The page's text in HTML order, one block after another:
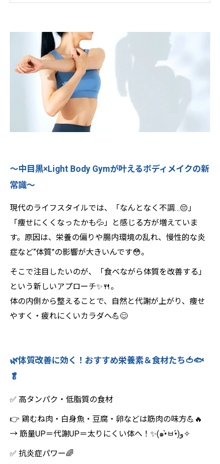
「食べながらキレイに！年代別・体質改善のリ
アル体験談」🍽️✨
📍中目黒で「食事×運動×習慣化」をスタート🌈
🌟Let’s Start！あなたの“体質改善ライフ”✨
💪Light Body Gymで理想のボディへ！ 効率
的に引き締めるパーソナルトレーニング🔥
〜中目黒×Light Body Gymが叶えるボディメイクの新
常識〜
現代のライフスタイルでは、「なんとなく不調…😔」
「痩せにくくなったかも💦」と感じる方が増えていま
す。原因は、栄養の偏りや腸内環境の乱れ、慢性的な炎
症など“体質”の影響が大きいんです😳。
そこで注目したいのが、「食べながら体質を改善する」
という新しいアプローチ✨🍴。
体の内側から整えることで、自然と代謝が上がり、痩せ
やすく・疲れにくいカラダへ💪😊
🌿体質改善に効く！おすすめ栄養素＆食材たち🍅🐟
🥬
✅ 高タンパク・低脂質の食材
👉 鶏むね肉・白身魚・豆腐・卵などは筋肉の味方💪🔥
→ 筋量UP＝代謝UP＝太りにくい体へ！✨(๑•̀ㅂ•́)و✧
✅ 抗炎症パワー🌈